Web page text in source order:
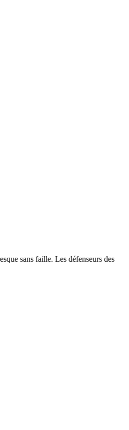
sans faille. Les défenseurs des